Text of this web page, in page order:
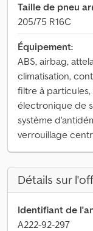
Taille de pneu
205/75 R16C
Équipement:
ABS, airbag,
climatisation,
filtre à
électronique de
système
verrouillage
Détails sur
Identifiant de
A222-92-297